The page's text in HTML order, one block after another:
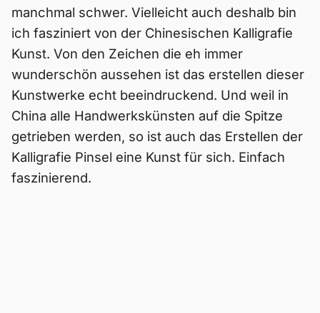
manchmal schwer. Vielleicht auch deshalb bin
ich fasziniert von der Chinesischen Kalligrafie
Kunst. Von den Zeichen die eh immer
wunderschön aussehen ist das erstellen dieser
Kunstwerke echt beeindruckend. Und weil in
China alle Handwerkskünsten auf die Spitze
getrieben werden, so ist auch das Erstellen der
Kalligrafie Pinsel eine Kunst für sich. Einfach
faszinierend.